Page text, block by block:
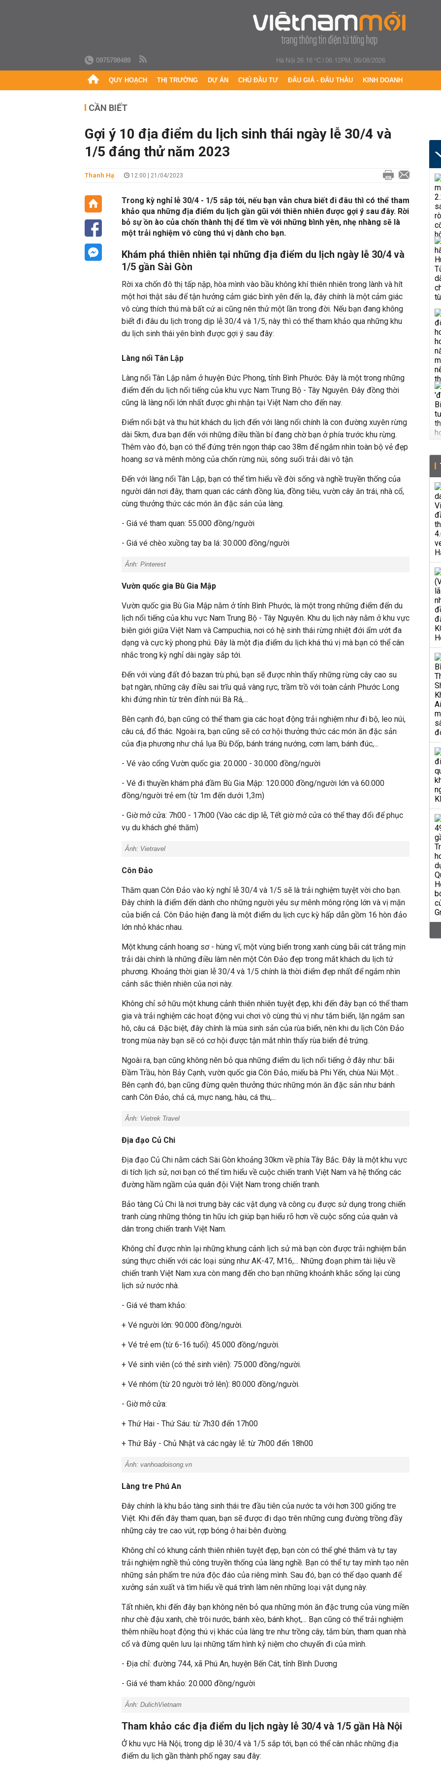
0975798489 Hà Nội 26.16 °C|06:12PM, 06/08/2026
QUY HOẠCH THỊ TRƯỜNG DỰ ÁN CHỦ ĐẦU TƯ ĐẤU GIÁ - ĐẤU THẦU KINH DOANH
CẦN BIẾT
Gợi ý 10 địa điểm du lịch sinh thái ngày lễ 30/4 và
1/5 đáng thử năm 2023
Thanh Hạ 12:00 | 21/04/2023
Trong kỳ nghỉ lễ 30/4 - 1/5 sắp tới, nếu bạn vẫn chưa biết đi đâu thì có thể tham
khảo qua những địa điểm du lịch gần gũi với thiên nhiên được gợi ý sau đây. Rời
bỏ sự ồn ào của chốn thành thị để tìm về với những bình yên, nhẹ nhàng sẽ là
một trải nghiệm vô cùng thú vị dành cho bạn.
Khám phá thiên nhiên tại những địa điểm du lịch ngày lễ 30/4 và
1/5 gần Sài Gòn
Rời xa chốn đô thị tấp nập, hòa mình vào bầu không khí thiên nhiên trong lành và hít
một hơi thật sâu để tận hưởng cảm giác bình yên đến lạ, đây chính là một cảm giác
vô cùng thích thú mà bất cứ ai cũng nên thử một lần trong đời. Nếu bạn đang không
biết đi đâu du lịch trong dịp lễ 30/4 và 1/5, này thì có thể tham khảo qua những khu
du lịch sinh thái yên bình được gợi ý sau đây:
Làng nổi Tân Lập
Làng nổi Tân Lập nằm ở huyện Đức Phong, tỉnh Bình Phước. Đây là một trong những
điểm đến du lịch nổi tiếng của khu vực Nam Trung Bộ - Tây Nguyên. Đây đồng thời
cũng là làng nổi lớn nhất được ghi nhận tại Việt Nam cho đến nay.
Điểm nổi bật và thu hút khách du lịch đến với làng nổi chính là con đường xuyên rừng
dài 5km, đưa bạn đến với những điều thần bí đang chờ bạn ở phía trước khu rừng.
Thêm vào đó, bạn có thể đứng trên ngọn tháp cao 38m để ngắm nhìn toàn bộ vẻ đẹp
hoang sơ và mênh mông của chốn rừng núi, sông suối trải dài vô tận.
Đến với làng nổi Tân Lập, bạn có thể tìm hiểu về đời sống và nghề truyền thống của
người dân nơi đây, tham quan các cánh đồng lúa, đồng tiêu, vườn cây ăn trái, nhà cổ,
cùng thưởng thức các món ăn đặc sản của làng.
- Giá vé tham quan: 55.000 đồng/người
- Giá vé chèo xuồng tay ba lá: 30.000 đồng/người
Ảnh: Pinterest
Vườn quốc gia Bù Gia Mập
Vườn quốc gia Bù Gia Mập nằm ở tỉnh Bình Phước, là một trong những điểm đến du
lịch nổi tiếng của khu vực Nam Trung Bộ - Tây Nguyên. Khu du lịch này nằm ở khu vực
biên giới giữa Việt Nam và Campuchia, nơi có hệ sinh thái rừng nhiệt đới ẩm ướt đa
dạng và cực kỳ phong phú. Đây là một địa điểm du lịch khá thú vị mà bạn có thể cân
nhắc trong kỳ nghỉ dài ngày sắp tới.
Đến với vùng đất đỏ bazan trù phú, bạn sẽ được nhìn thấy những rừng cây cao su
bạt ngàn, những cây điều sai trĩu quả vàng rực, trầm trồ với toàn cảnh Phước Long
khi đứng nhìn từ trên đỉnh núi Bà Rá,...
Bên cạnh đó, bạn cũng có thể tham gia các hoạt động trải nghiệm như đi bộ, leo núi,
câu cá, đổ thác. Ngoài ra, bạn cũng sẽ có cơ hội thưởng thức các món ăn đặc sản
của địa phương như chả lụa Bù Đốp, bánh tráng nướng, cơm lam, bánh đúc,...
- Vé vào cổng Vườn quốc gia: 20.000 - 30.000 đồng/người
- Vé đi thuyền khám phá đầm Bù Gia Mập: 120.000 đồng/người lớn và 60.000
đồng/người trẻ em (từ 1m đến dưới 1,3m)
- Giờ mở cửa: 7h00 - 17h00 (Vào các dịp lễ, Tết giờ mở cửa có thể thay đổi để phục
vụ du khách ghé thăm)
Ảnh: Vietravel
Côn Đảo
Thăm quan Côn Đảo vào kỳ nghỉ lễ 30/4 và 1/5 sẽ là trải nghiệm tuyệt vời cho bạn.
Đây chính là điểm đến dành cho những người yêu sự mênh mông rộng lớn và vị mặn
của biển cả. Côn Đảo hiện đang là một điểm du lịch cực kỳ hấp dẫn gồm 16 hòn đảo
lớn nhỏ khác nhau.
Một khung cảnh hoang sơ - hùng vĩ, một vùng biển trong xanh cùng bãi cát trắng mịn
trải dài chính là những điều làm nên một Côn Đảo đẹp trong mắt khách du lịch tứ
phương. Khoảng thời gian lễ 30/4 và 1/5 chính là thời điểm đẹp nhất để ngắm nhìn
cảnh sắc thiên nhiên của nơi này.
Không chỉ sở hữu một khung cảnh thiên nhiên tuyệt đẹp, khi đến đây bạn có thể tham
gia và trải nghiệm các hoạt động vui chơi vô cùng thú vị như tắm biển, lặn ngắm san
hô, câu cá. Đặc biệt, đây chính là mùa sinh sản của rùa biển, nên khi du lịch Côn Đảo
trong mùa này bạn sẽ có cơ hội được tận mắt nhìn thấy rùa biển đẻ trứng.
Ngoài ra, bạn cũng không nên bỏ qua những điểm du lịch nổi tiếng ở đây như: bãi
Đầm Trầu, hòn Bảy Cạnh, vườn quốc gia Côn Đảo, miếu bà Phi Yến, chùa Núi Một…
Bên cạnh đó, bạn cũng đừng quên thưởng thức những món ăn đặc sản như bánh
canh Côn Đảo, chả cá, mực nang, hàu, cá thu,...
Ảnh: Vietrek Travel
Địa đạo Củ Chi
Địa đạo Củ Chi nằm cách Sài Gòn khoảng 30km về phía Tây Bắc. Đây là một khu vực
di tích lịch sử, nơi bạn có thể tìm hiểu về cuộc chiến tranh Việt Nam và hệ thống các
đường hầm ngầm của quân đội Việt Nam trong chiến tranh.
Bảo tàng Củ Chi là nơi trưng bày các vật dụng và công cụ được sử dụng trong chiến
tranh cùng những thông tin hữu ích giúp bạn hiểu rõ hơn về cuộc sống của quân và
dân trong chiến tranh Việt Nam.
Không chỉ được nhìn lại những khung cảnh lịch sử mà bạn còn được trải nghiệm bắn
súng thực chiến với các loại súng như AK-47, M16,... Những đoạn phim tài liệu về
chiến tranh Việt Nam xưa còn mang đến cho bạn những khoảnh khắc sống lại cùng
lịch sử nước nhà.
- Giá vé tham khảo:
+ Vé người lớn: 90.000 đồng/người.
+ Vé trẻ em (từ 6-16 tuổi): 45.000 đồng/người.
+ Vé sinh viên (có thẻ sinh viên): 75.000 đồng/người.
+ Vé nhóm (từ 20 người trở lên): 80.000 đồng/người.
- Giờ mở cửa:
+ Thứ Hai - Thứ Sáu: từ 7h30 đến 17h00
+ Thứ Bảy - Chủ Nhật và các ngày lễ: từ 7h00 đến 18h00
Ảnh: vanhoadoisong.vn
Làng tre Phú An
Đây chính là khu bảo tàng sinh thái tre đầu tiên của nước ta với hơn 300 giống tre
Việt. Khi đến đây tham quan, bạn sẽ được đi dạo trên những cung đường trồng đầy
những cây tre cao vút, rợp bóng ở hai bên đường.
Không chỉ có khung cảnh thiên nhiên tuyệt đẹp, bạn còn có thể ghé thăm và tự tay
trải nghiệm nghề thủ công truyền thống của làng nghề. Bạn có thể tự tay mình tạo nên
những sản phẩm tre nứa độc đáo của riêng mình. Sau đó, bạn có thể dạo quanh để
xưởng sản xuất và tìm hiểu về quá trình làm nên những loại vật dụng này.
Tất nhiên, khi đến đây bạn không nên bỏ qua những món ăn đặc trưng của vùng miền
như chè đậu xanh, chè trôi nước, bánh xèo, bánh khọt,... Bạn cũng có thể trải nghiệm
thêm nhiều hoạt động thú vị khác của làng tre như trồng cây, tắm bùn, tham quan nhà
cổ và đừng quên lưu lại những tấm hình kỷ niệm cho chuyến đi của mình.
- Địa chỉ: đường 744, xã Phú An, huyện Bến Cát, tỉnh Bình Dương
- Giá vé tham khảo: 20.000 đồng/người
Ảnh: DulichVietnam
Tham khảo các địa điểm du lịch ngày lễ 30/4 và 1/5 gần Hà Nội
Ở khu vực Hà Nội, trong dịp lễ 30/4 và 1/5 sắp tới, bạn có thể cân nhắc những địa
điểm du lịch gần thành phố ngay sau đây: